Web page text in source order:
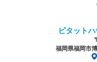
ピタット
福岡県福岡市